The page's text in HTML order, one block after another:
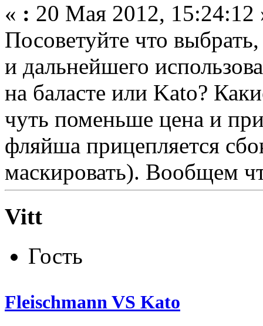
« : 20 Мая 2012, 15:24:12
Посоветуйте что
и дальнейшего
на баласте или Kato?
чуть поменьше цена и
фляйша прицепляется
маскировать). Вообщем
Vitt
Гость
Fleischmann VS Kato